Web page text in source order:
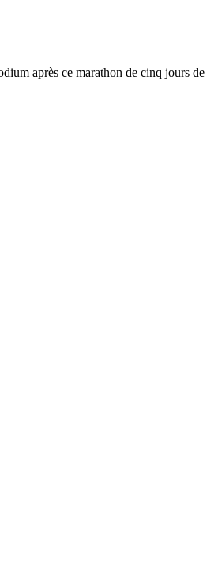
après ce marathon de cinq jours de